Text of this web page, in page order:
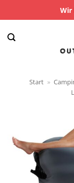
Inhalt
springen
Wir
Start »